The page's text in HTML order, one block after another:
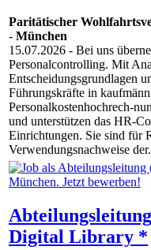
Paritätischer
- München
15.07.2026 - Bei uns
Personalcontrolling. Mit
Entscheidungsgrundlagen
Führungskräfte in
Personalkostenhochrech-
und unterstützen das HR-
Einrichtungen. Sie sind für
Verwendungsnachweise
Digital Library *